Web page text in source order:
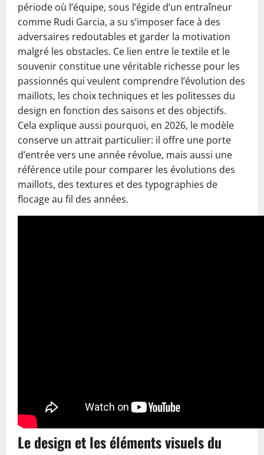
période où l’équipe, sous l’égide d’un entraîneur
comme Rudi Garcia, a su s’imposer face à des
adversaires redoutables et garder la motivation
malgré les obstacles. Ce lien entre le textile et le
souvenir constitue une véritable richesse pour les
passionnés qui veulent comprendre l’évolution des
maillots, les choix techniques et les politesses du
design en fonction des saisons et des objectifs.
Cela explique aussi pourquoi, en 2026, le modèle
conserve un attrait particulier: il offre une porte
d’entrée vers une année révolue, mais aussi une
référence utile pour comparer les évolutions des
maillots, des textures et des typographies de
flocage au fil des années.
Le design et les éléments visuels du